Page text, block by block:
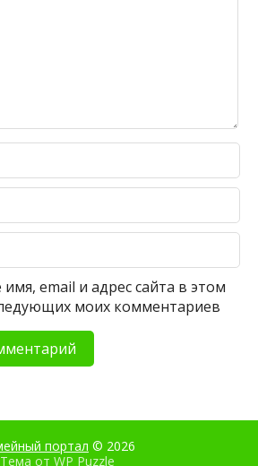
email и адрес сайта в этом
моих комментариев
портал © 2026
Тема от WP Puzzle